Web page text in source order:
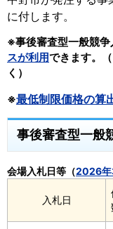
に付します。
※事後審査型一般競
スが利用できます。
く）
※最低制限価格の算
事後審査型一般
入札日
会場入札日等（2026年